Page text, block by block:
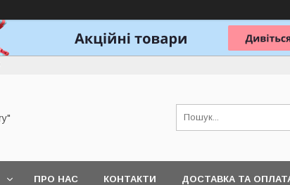
ПРО НАС КОНТАКТИ ДОСТАВКА ТА